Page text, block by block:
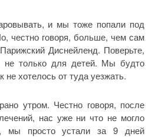
и мы тоже попали под
честно говоря, больше, чем сам
Диснейленд. Поверьте,
не только для детей. Мы будто
не хотелось от туда уезжать.
утром. Честно говоря, после
нас уже ни что не могло
мы просто устали за 9 дней